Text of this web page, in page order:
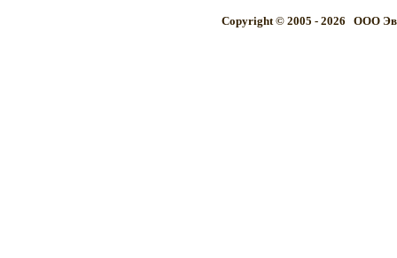
Copyright © 2005 - 2026 OOO